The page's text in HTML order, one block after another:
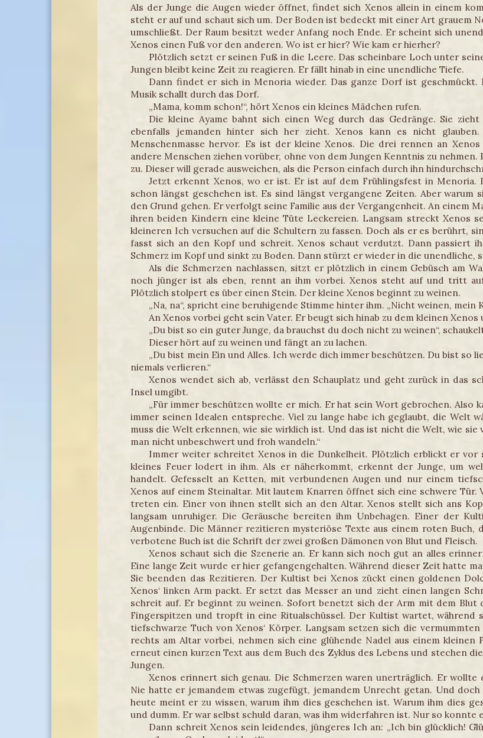
Als der Junge die Augen wieder öffnet, findet sich Xenos allein in einem
steht er auf und schaut sich um. Der Boden ist bedeckt mit einer Art grauem
umschließt. Der Raum besitzt weder Anfang noch Ende. Er scheint sich
Xenos einen Fuß vor den anderen. Wo ist er hier? Wie kam er hierher?
Plötzlich setzt er seinen Fuß in die Leere. Das scheinbare Loch unter
Jungen bleibt keine Zeit zu reagieren. Er fällt hinab in eine unendliche Tiefe.
Dann findet er sich in Menoria wieder. Das ganze Dorf ist
Musik schallt durch das Dorf.
„Mama, komm schon!“, hört Xenos ein kleines Mädchen rufen.
Die kleine Ayame bahnt sich einen Weg durch das Gedränge. Sie
ebenfalls jemanden hinter sich her zieht. Xenos kann es nicht
Menschenmasse hervor. Es ist der kleine Xenos. Die drei rennen an
andere Menschen ziehen vorüber, ohne von dem Jungen Kenntnis zu
zu. Dieser will gerade ausweichen, als die Person einfach durch ihn
Jetzt erkennt Xenos, wo er ist. Er ist auf dem Frühlingsfest in Menoria.
schon längst geschehen ist. Es sind längst vergangene Zeiten. Aber warum
den Grund gehen. Er verfolgt seine Familie aus der Vergangenheit. An einem
ihren beiden Kindern eine kleine Tüte Leckereien. Langsam streckt Xenos
kleineren Ich versuchen auf die Schultern zu fassen. Doch als er es berührt,
fasst sich an den Kopf und schreit. Xenos schaut verdutzt. Dann passiert
Schmerz im Kopf und sinkt zu Boden. Dann stürzt er wieder in die unendliche,
Als die Schmerzen nachlassen, sitzt er plötzlich in einem Gebüsch am
noch jünger ist als eben, rennt an ihm vorbei. Xenos steht auf und tritt
Plötzlich stolpert es über einen Stein. Der kleine Xenos beginnt zu weinen.
„Na, na“, spricht eine beruhigende Stimme hinter ihm. „Nicht weinen, mein
An Xenos vorbei geht sein Vater. Er beugt sich hinab zu dem kleinen
„Du bist so ein guter Junge, da brauchst du doch nicht zu weinen“,
Dieser hört auf zu weinen und fängt an zu lachen.
„Du bist mein Ein und Alles. Ich werde dich immer beschützen. Du bist so
niemals verlieren.“
Xenos wendet sich ab, verlässt den Schauplatz und geht zurück in das
Insel umgibt.
„Für immer beschützen wollte er mich. Er hat sein Wort gebrochen. Also
immer seinen Idealen entspreche. Viel zu lange habe ich geglaubt, die Welt
muss die Welt erkennen, wie sie wirklich ist. Und das ist nicht die Welt, wie sie
man nicht unbeschwert und froh wandeln.“
Immer weiter schreitet Xenos in die Dunkelheit. Plötzlich erblickt er vor
kleines Feuer lodert in ihm. Als er näherkommt, erkennt der Junge, um
handelt. Gefesselt an Ketten, mit verbundenen Augen und nur einem
Xenos auf einem Steinaltar. Mit lautem Knarren öffnet sich eine schwere Tür.
treten ein. Einer von ihnen stellt sich an den Altar. Xenos stellt sich ans
langsam unruhiger. Die Geräusche bereiten ihm Unbehagen. Einer der
Augenbinde. Die Männer rezitieren mysteriöse Texte aus einem roten Buch,
verbotene Buch ist die Schrift der zwei großen Dämonen von Blut und Fleisch.
Xenos schaut sich die Szenerie an. Er kann sich noch gut an alles
Eine lange Zeit wurde er hier gefangengehalten. Während dieser Zeit hatte
Sie beenden das Rezitieren. Der Kultist bei Xenos zückt einen goldenen
Xenos‘ linken Arm packt. Er setzt das Messer an und zieht einen langen
schreit auf. Er beginnt zu weinen. Sofort benetzt sich der Arm mit dem Blut
Fingerspitzen und tropft in eine Ritualschüssel. Der Kultist wartet, während
tiefschwarze Tuch von Xenos‘ Körper. Langsam setzen sich die
rechts am Altar vorbei, nehmen sich eine glühende Nadel aus einem
erneut einen kurzen Text aus dem Buch des Zyklus des Lebens und stechen
Jungen.
Xenos erinnert sich genau. Die Schmerzen waren unerträglich. Er
Nie hatte er jemandem etwas zugefügt, jemandem Unrecht getan. Und
heute meint er zu wissen, warum ihm dies geschehen ist. Warum ihm dies
und dumm. Er war selbst schuld daran, was ihm widerfahren ist. Nur so
Dann schreit Xenos sein leidendes, jüngeres Ich an: „Ich bin glücklich!